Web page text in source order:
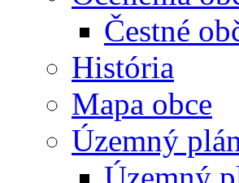
Čestné
História
Mapa obce
Územný